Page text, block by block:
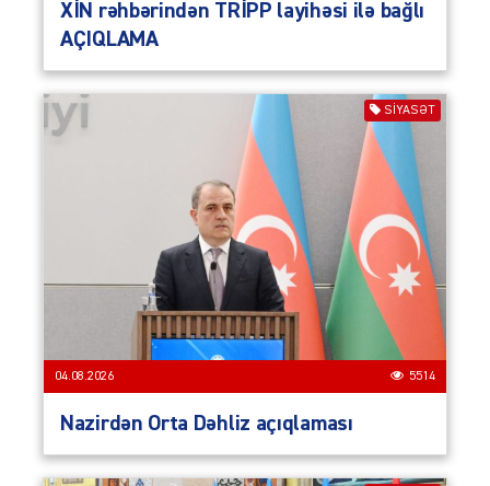
XİN rəhbərindən TRİPP layihəsi ilə bağlı
AÇIQLAMA
SIYASƏT
04.08.2026 5514
Nazirdən Orta Dəhliz açıqlaması